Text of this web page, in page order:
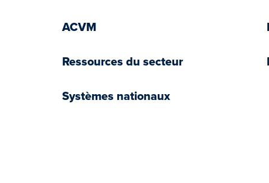
ACVM
Ressources du secteur
Systèmes nationaux